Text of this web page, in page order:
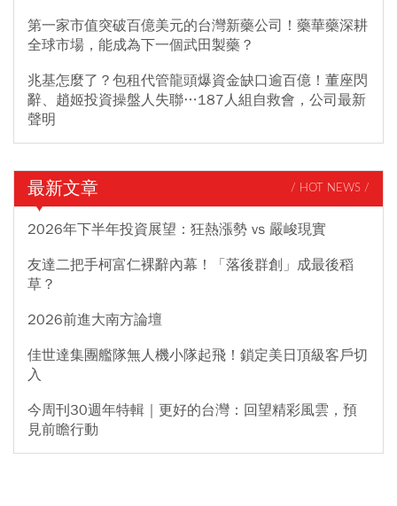
第一家市值突破百億美元的台灣新藥公司！藥華藥深耕
全球市場，能成為下一個武田製藥？
兆基怎麼了？包租代管龍頭爆資金缺口逾百億！董座閃
辭、趙姬投資操盤人失聯…187人組自救會，公司最新
聲明
最新文章 / HOT NEWS /
2026年下半年投資展望：狂熱漲勢 vs 嚴峻現實
友達二把手柯富仁裸辭內幕！「落後群創」成最後稻
草？
2026前進大南方論壇
佳世達集團艦隊無人機小隊起飛！鎖定美日頂級客戶切
入
今周刊30週年特輯｜更好的台灣：回望精彩風雲，預
見前瞻行動